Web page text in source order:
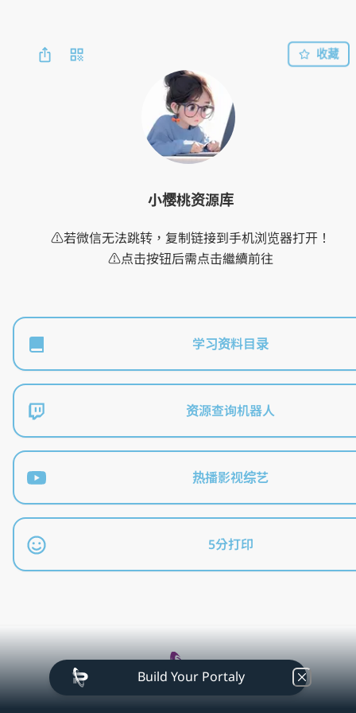
小樱桃资源库
⚠️若微信无法跳转，复制链接到手机浏览器打开！
⚠️点击按钮后需点击繼續前往
收藏
学习资料目录
资源查询机器人
热播影视综艺
5分打印
Build Your Portaly